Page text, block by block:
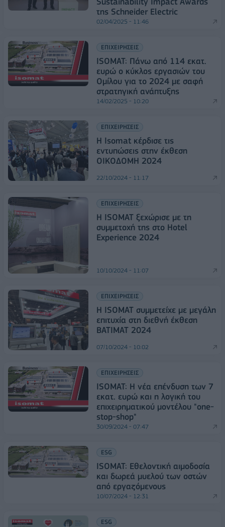
της Schneider Electric
02/04/2025 - 11:46
ΕΠΙΧΕΙΡΗΣΕΙΣ
ISOMAT: Πάνω από 114 εκατ.
ευρώ ο κύκλος εργασιών του
Ομίλου για το 2024 με σαφή
στρατηγική ανάπτυξης
14/02/2025 - 10:20
ΕΠΙΧΕΙΡΗΣΕΙΣ
Η Isomat κέρδισε τις
εντυπώσεις στην έκθεση
ΟΙΚΟΔΟΜΗ 2024
22/10/2024 - 11:17
ΕΠΙΧΕΙΡΗΣΕΙΣ
Η ISOMAT ξεχώρισε με τη
συμμετοχή της στο Hotel
Experience 2024
10/10/2024 - 11:07
ΕΠΙΧΕΙΡΗΣΕΙΣ
Η ISOMAT συμμετείχε με μεγάλη
επιτυχία στη διεθνή έκθεση
BATIMAT 2024
07/10/2024 - 10:02
ΕΠΙΧΕΙΡΗΣΕΙΣ
ISOMAT: H νέα επένδυση των 7
εκατ. ευρώ και η λογική του
επιχειρηματικού μοντέλου "one-
stop-shop"
30/09/2024 - 07:47
ESG
ISOMAT: Εθελοντική αιμοδοσία
και δωρεά μυελού των οστών
από εργαζόμενους
10/07/2024 - 12:31
ESG